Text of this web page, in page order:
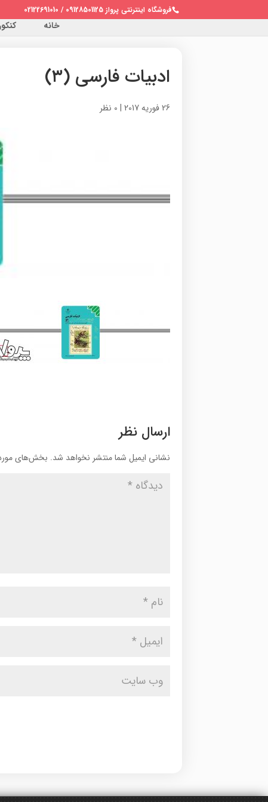
فروشگاه اینترنتی پرواز 09128501125 / 02122691010
خانه
ادبیات فارسی (۳)
26 فوریه 2017 | 0 نظر
ارسال نظر
نشانی ایمیل شما منتشر نخواهد شد. بخش‌های